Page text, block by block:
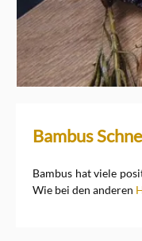
Bambus
Bambus hat viele
Wie bei den anderen